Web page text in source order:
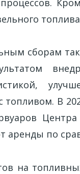
сборам
топливом. В
Центра
аренды по
на